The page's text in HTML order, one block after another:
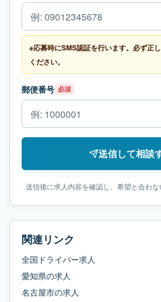
※応募時にSMS認証を行います。必ず正
ください。
郵便番号 必須
送信して相談
送信後に求人内容を確認し、希望と合わな
関連リンク
全国ドライバー求人
愛知県の求人
名古屋市の求人